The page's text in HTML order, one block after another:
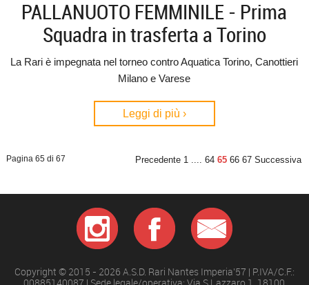
PALLANUOTO FEMMINILE - Prima
Squadra in trasferta a Torino
La Rari è impegnata nel torneo contro Aquatica Torino, Canottieri
Milano e Varese
Leggi di più ›
Pagina 65 di 67 Precedente 1 .... 64 65 66 67 Successiva
Copyright © 2015 - 2026 A.S.D. Rari Nantes Imperia'57 | P.IVA/C.F.: